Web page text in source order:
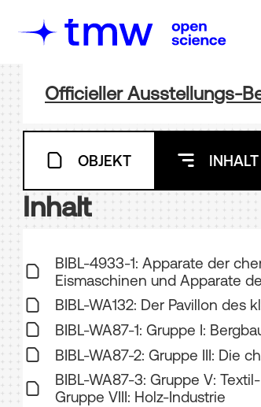
Officieller Ausstellungs-
OBJEKT INHALT
Inhalt
BIBL-4933-1: Apparate der
Eismaschinen und Apparate
BIBL-WA132: Der Pavillon des
BIBL-WA87-1: Gruppe I:
BIBL-WA87-2: Gruppe III: Die
BIBL-WA87-3: Gruppe V:
Gruppe VIII: Holz-Industrie